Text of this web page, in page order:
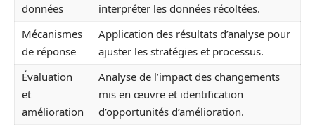
données
interpréter les données récoltées.
Mécanismes
de réponse
Application des résultats d’analyse pour
ajuster les stratégies et processus.
Évaluation
et
amélioration
Analyse de l’impact des changements
mis en œuvre et identification
d’opportunités d’amélioration.